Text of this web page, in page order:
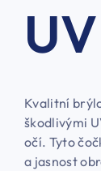
Kvalitní
škodlivými
očí. Tyto
a jasnost